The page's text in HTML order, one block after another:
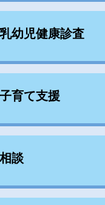
乳幼児健康診査
子育て支援
相談